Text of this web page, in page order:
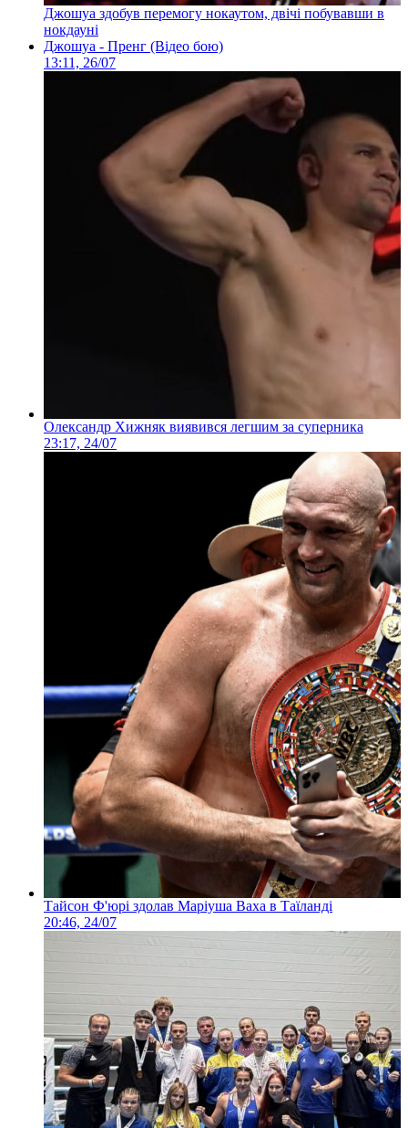
Джошуа здобув перемогу нокаутом, двічі побувавши в
нокдауні
Джошуа - Пренг (Відео бою)
13:11, 26/07
Олександр Хижняк виявився легшим за суперника
23:17, 24/07
Тайсон Ф'юрі здолав Маріуша Ваха в Таїланді
20:46, 24/07